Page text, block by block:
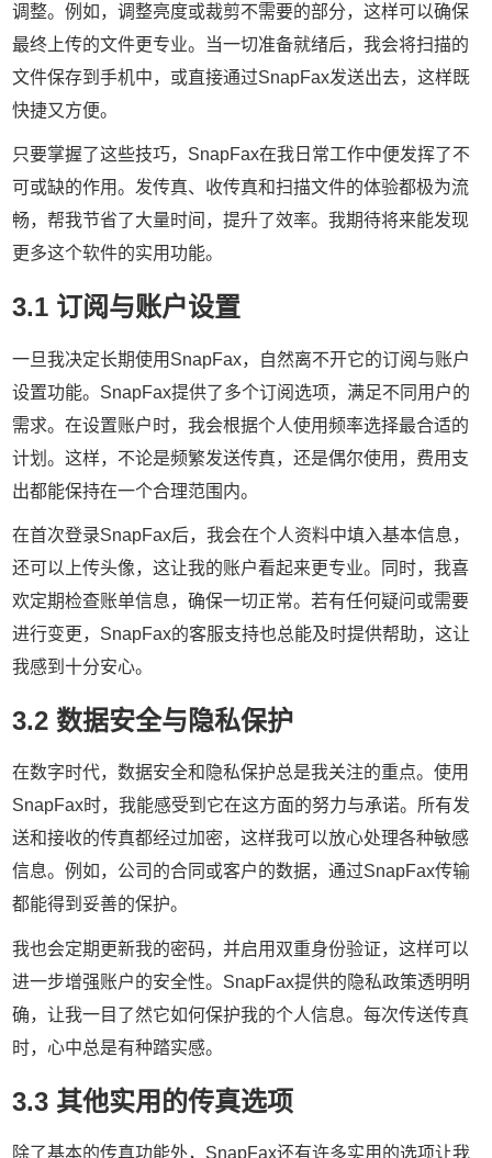
调整。例如，调整亮度或裁剪不需要的部分，这样可以确保
最终上传的文件更专业。当一切准备就绪后，我会将扫描的
文件保存到手机中，或直接通过SnapFax发送出去，这样既
快捷又方便。
只要掌握了这些技巧，SnapFax在我日常工作中便发挥了不
可或缺的作用。发传真、收传真和扫描文件的体验都极为流
畅，帮我节省了大量时间，提升了效率。我期待将来能发现
更多这个软件的实用功能。
3.1 订阅与账户设置
一旦我决定长期使用SnapFax，自然离不开它的订阅与账户
设置功能。SnapFax提供了多个订阅选项，满足不同用户的
需求。在设置账户时，我会根据个人使用频率选择最合适的
计划。这样，不论是频繁发送传真，还是偶尔使用，费用支
出都能保持在一个合理范围内。
在首次登录SnapFax后，我会在个人资料中填入基本信息，
还可以上传头像，这让我的账户看起来更专业。同时，我喜
欢定期检查账单信息，确保一切正常。若有任何疑问或需要
进行变更，SnapFax的客服支持也总能及时提供帮助，这让
我感到十分安心。
3.2 数据安全与隐私保护
在数字时代，数据安全和隐私保护总是我关注的重点。使用
SnapFax时，我能感受到它在这方面的努力与承诺。所有发
送和接收的传真都经过加密，这样我可以放心处理各种敏感
信息。例如，公司的合同或客户的数据，通过SnapFax传输
都能得到妥善的保护。
我也会定期更新我的密码，并启用双重身份验证，这样可以
进一步增强账户的安全性。SnapFax提供的隐私政策透明明
确，让我一目了然它如何保护我的个人信息。每次传送传真
时，心中总是有种踏实感。
3.3 其他实用的传真选项
除了基本的传真功能外，SnapFax还有许多实用的选项让我